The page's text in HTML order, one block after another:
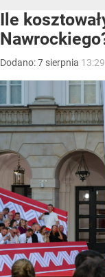
Ile
Dodano:7 sierpnia 13:29